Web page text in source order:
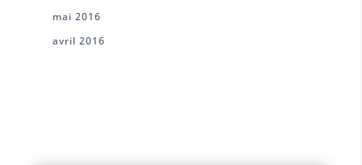
mai 2016
avril 2016